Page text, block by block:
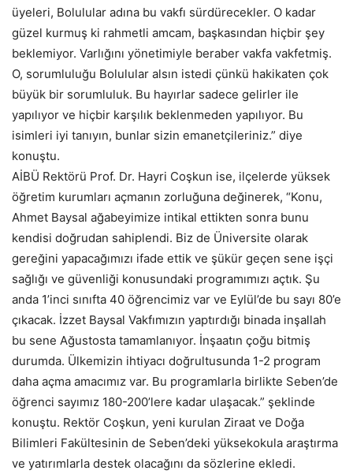
üyeleri, Bolulular adına bu vakfı sürdürecekler. O kadar
güzel kurmuş ki rahmetli amcam, başkasından hiçbir şey
beklemiyor. Varlığını yönetimiyle beraber vakfa vakfetmiş.
O, sorumluluğu Bolulular alsın istedi çünkü hakikaten çok
büyük bir sorumluluk. Bu hayırlar sadece gelirler ile
yapılıyor ve hiçbir karşılık beklenmeden yapılıyor. Bu
isimleri iyi tanıyın, bunlar sizin emanetçileriniz.” diye
konuştu.
AİBÜ Rektörü Prof. Dr. Hayri Coşkun ise, ilçelerde yüksek
öğretim kurumları açmanın zorluğuna değinerek, “Konu,
Ahmet Baysal ağabeyimize intikal ettikten sonra bunu
kendisi doğrudan sahiplendi. Biz de Üniversite olarak
gereğini yapacağımızı ifade ettik ve şükür geçen sene işçi
sağlığı ve güvenliği konusundaki programımızı açtık. Şu
anda 1’inci sınıfta 40 öğrencimiz var ve Eylül’de bu sayı 80’e
çıkacak. İzzet Baysal Vakfımızın yaptırdığı binada inşallah
bu sene Ağustosta tamamlanıyor. İnşaatın çoğu bitmiş
durumda. Ülkemizin ihtiyacı doğrultusunda 1-2 program
daha açma amacımız var. Bu programlarla birlikte Seben’de
öğrenci sayımız 180-200’lere kadar ulaşacak.” şeklinde
konuştu. Rektör Coşkun, yeni kurulan Ziraat ve Doğa
Bilimleri Fakültesinin de Seben’deki yüksekokula araştırma
ve yatırımlarla destek olacağını da sözlerine ekledi.